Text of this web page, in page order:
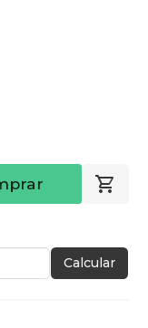
Calcular